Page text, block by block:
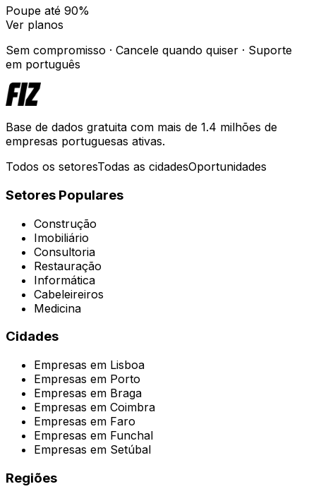
Poupe até 90%
Ver planos
Sem compromisso · Cancele quando quiser · Suporte
em português
Base de dados gratuita com mais de 1.4 milhões de
empresas portuguesas ativas.
Todos os setoresTodas as cidadesOportunidades
Setores Populares
Construção
Imobiliário
Consultoria
Restauração
Informática
Cabeleireiros
Medicina
Cidades
Empresas em Lisboa
Empresas em Porto
Empresas em Braga
Empresas em Coimbra
Empresas em Faro
Empresas em Funchal
Empresas em Setúbal
Regiões